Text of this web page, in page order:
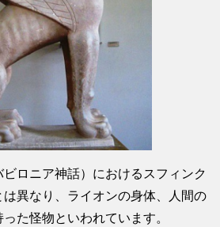
ビロニア神話）におけるスフィンク
異なり、ライオンの身体、人間の
た怪物といわれています。